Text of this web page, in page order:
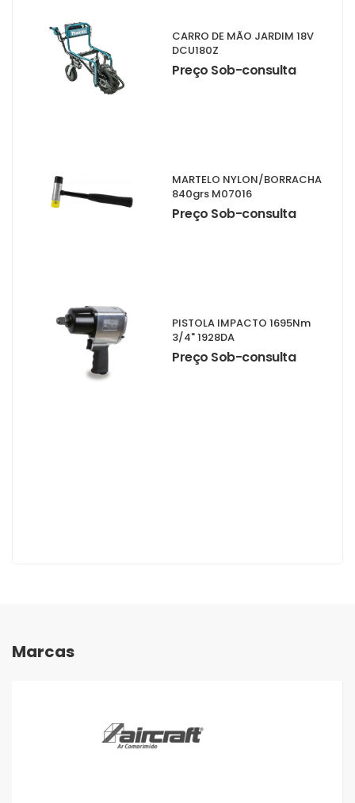
CARRO DE MÃO JARDIM 18V
DCU180Z
Preço Sob-consulta
MARTELO NYLON/BORRACHA
840grs M07016
Preço Sob-consulta
PISTOLA IMPACTO 1695Nm
3/4" 1928DA
Preço Sob-consulta
Marcas